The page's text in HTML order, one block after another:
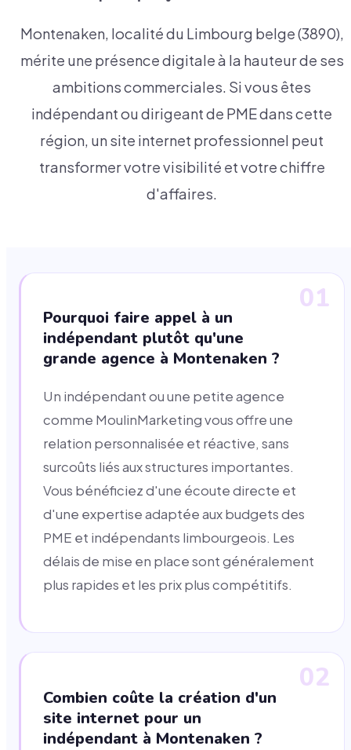
Montenaken, localité du Limbourg belge (3890),
mérite une présence digitale à la hauteur de ses
ambitions commerciales. Si vous êtes
indépendant ou dirigeant de PME dans cette
région, un site internet professionnel peut
transformer votre visibilité et votre chiffre
d'affaires.
01
Pourquoi faire appel à un
indépendant plutôt qu'une
grande agence à Montenaken ?
Un indépendant ou une petite agence
comme MoulinMarketing vous offre une
relation personnalisée et réactive, sans
surcoûts liés aux structures importantes.
Vous bénéficiez d'une écoute directe et
d'une expertise adaptée aux budgets des
PME et indépendants limbourgeois. Les
délais de mise en place sont généralement
plus rapides et les prix plus compétitifs.
02
Combien coûte la création d'un
site internet pour un
indépendant à Montenaken ?